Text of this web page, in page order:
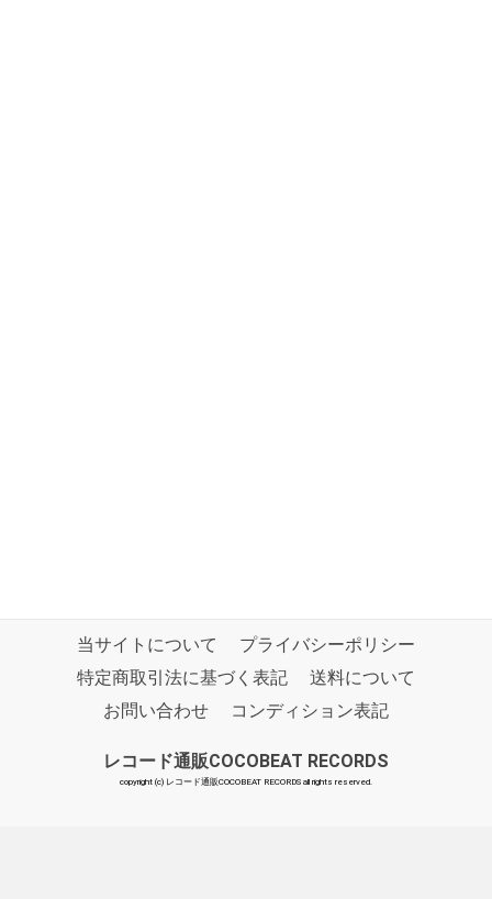
当サイトについて
プライバシーポリシー
特定商取引法に基づく表記
送料について
お問い合わせ
コンディション表記
レコード通販COCOBEAT RECORDS
copyright (c) レコード通販COCOBEAT RECORDS all rights reserved.